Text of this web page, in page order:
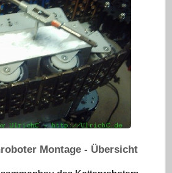
Montage - Übersicht